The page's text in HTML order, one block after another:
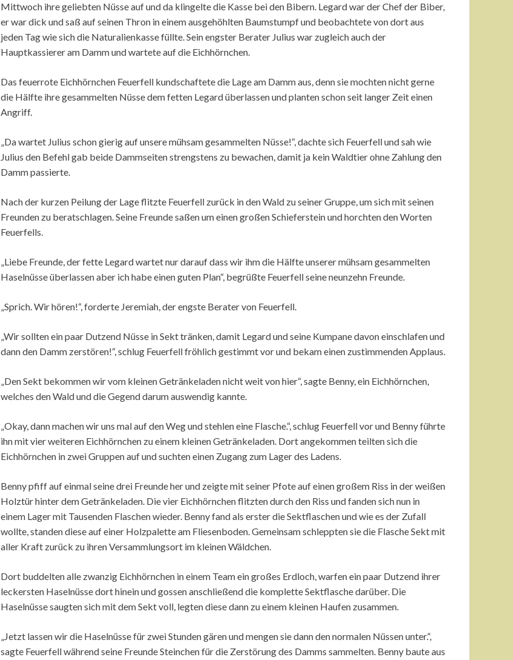
Mittwoch ihre geliebten Nüsse auf und da klingelte die Kasse bei den Bibern. Legard war der Chef der Biber,
er war dick und saß auf seinen Thron in einem ausgehöhlten Baumstumpf und beobachtete von dort aus
jeden Tag wie sich die Naturalienkasse füllte. Sein engster Berater Julius war zugleich auch der
Hauptkassierer am Damm und wartete auf die Eichhörnchen.
Das feuerrote Eichhörnchen Feuerfell kundschaftete die Lage am Damm aus, denn sie mochten nicht gerne
die Hälfte ihre gesammelten Nüsse dem fetten Legard überlassen und planten schon seit langer Zeit einen
Angriff.
„Da wartet Julius schon gierig auf unsere mühsam gesammelten Nüsse!“, dachte sich Feuerfell und sah wie
Julius den Befehl gab beide Dammseiten strengstens zu bewachen, damit ja kein Waldtier ohne Zahlung den
Damm passierte.
Nach der kurzen Peilung der Lage flitzte Feuerfell zurück in den Wald zu seiner Gruppe, um sich mit seinen
Freunden zu beratschlagen. Seine Freunde saßen um einen großen Schieferstein und horchten den Worten
Feuerfells.
„Liebe Freunde, der fette Legard wartet nur darauf dass wir ihm die Hälfte unserer mühsam gesammelten
Haselnüsse überlassen aber ich habe einen guten Plan“, begrüßte Feuerfell seine neunzehn Freunde.
„Sprich. Wir hören!“, forderte Jeremiah, der engste Berater von Feuerfell.
„Wir sollten ein paar Dutzend Nüsse in Sekt tränken, damit Legard und seine Kumpane davon einschlafen und
dann den Damm zerstören!“, schlug Feuerfell fröhlich gestimmt vor und bekam einen zustimmenden Applaus.
„Den Sekt bekommen wir vom kleinen Getränkeladen nicht weit von hier“, sagte Benny, ein Eichhörnchen,
welches den Wald und die Gegend darum auswendig kannte.
„Okay, dann machen wir uns mal auf den Weg und stehlen eine Flasche.“, schlug Feuerfell vor und Benny führte
ihn mit vier weiteren Eichhörnchen zu einem kleinen Getränkeladen. Dort angekommen teilten sich die
Eichhörnchen in zwei Gruppen auf und suchten einen Zugang zum Lager des Ladens.
Benny pfiff auf einmal seine drei Freunde her und zeigte mit seiner Pfote auf einen großem Riss in der weißen
Holztür hinter dem Getränkeladen. Die vier Eichhörnchen flitzten durch den Riss und fanden sich nun in
einem Lager mit Tausenden Flaschen wieder. Benny fand als erster die Sektflaschen und wie es der Zufall
wollte, standen diese auf einer Holzpalette am Fliesenboden. Gemeinsam schleppten sie die Flasche Sekt mit
aller Kraft zurück zu ihren Versammlungsort im kleinen Wäldchen.
Dort buddelten alle zwanzig Eichhörnchen in einem Team ein großes Erdloch, warfen ein paar Dutzend ihrer
leckersten Haselnüsse dort hinein und gossen anschließend die komplette Sektflasche darüber. Die
Haselnüsse saugten sich mit dem Sekt voll, legten diese dann zu einem kleinen Haufen zusammen.
„Jetzt lassen wir die Haselnüsse für zwei Stunden gären und mengen sie dann den normalen Nüssen unter.“,
sagte Feuerfell während seine Freunde Steinchen für die Zerstörung des Damms sammelten. Benny baute aus